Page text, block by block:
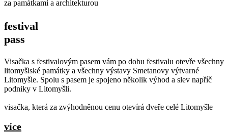
za památkami a architekturou
festival
pass
Visačka s festivalovým pasem vám po dobu festivalu otevře všechny
litomyšlské památky a všechny výstavy Smetanovy výtvarné
Litomyšle. Spolu s pasem je spojeno několik výhod a slev napříč
podniky v Litomyšli.
visačka, která za zvýhodněnou cenu otevírá dveře celé Litomyšle
více